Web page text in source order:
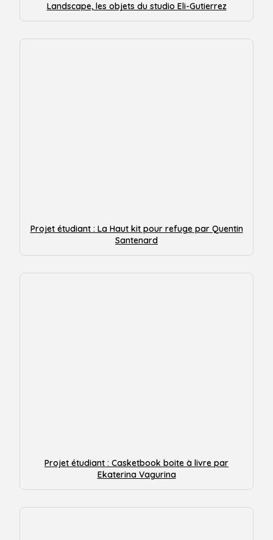
Landscape, les objets du studio Eli-Gutierrez
Projet étudiant : La Haut kit pour refuge par Quentin
Santenard
Projet étudiant : Casketbook boite à livre par
Ekaterina Vagurina